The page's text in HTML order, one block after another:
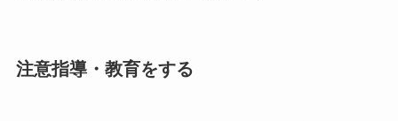
注意指導・教育をする